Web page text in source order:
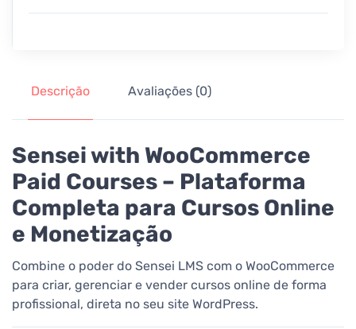
Descrição Avaliações (0)
Sensei with WooCommerce
Paid Courses – Plataforma
Completa para Cursos Online
e Monetização
Combine o poder do Sensei LMS com o WooCommerce
para criar, gerenciar e vender cursos online de forma
profissional, direta no seu site WordPress.